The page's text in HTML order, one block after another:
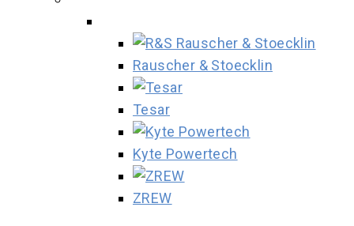
Rauscher & Stoecklin
Tesar
Kyte Powertech
ZREW